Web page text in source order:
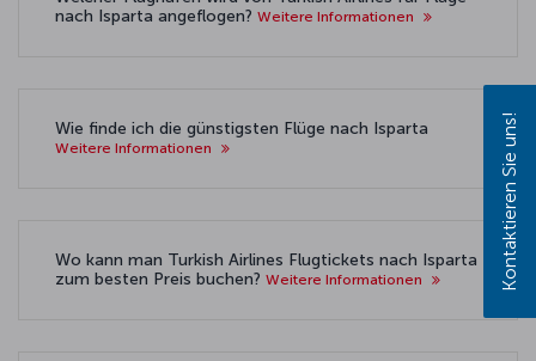
nach Isparta angeflogen? Weitere Informationen
Wie finde ich die günstigsten Flüge nach Isparta
Weitere Informationen
Wo kann man Turkish Airlines Flugtickets nach Isparta
zum besten Preis buchen? Weitere Informationen Kontaktieren Sie uns!